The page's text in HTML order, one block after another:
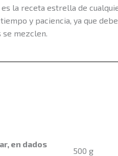
la receta estrella de
y paciencia, ya que
mezclen.
en dados
500 g